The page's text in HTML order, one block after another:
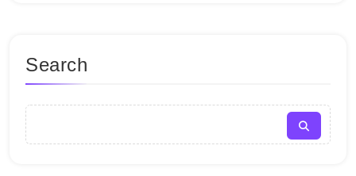
Search